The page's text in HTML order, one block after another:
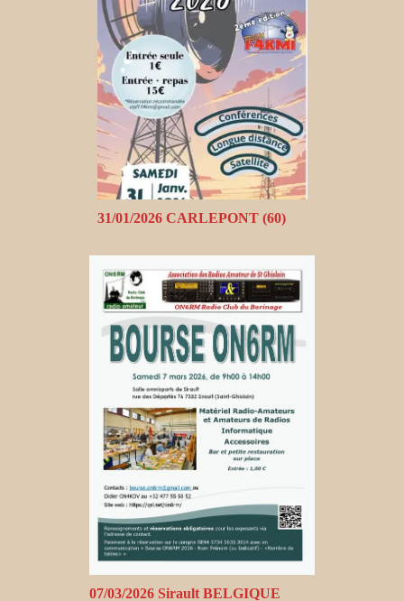
31/01/2026 CARLEPONT (60)
07/03/2026 Sirault BELGIQUE